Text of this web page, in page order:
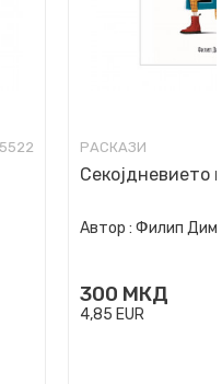
РАСКАЗИ
Секојдневието
Автор : Филип
300 МКД
4,85 EUR